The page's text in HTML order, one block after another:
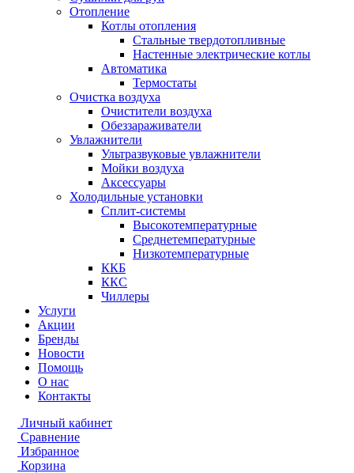
Отопление
Котлы отопления
Стальные твердотопливные
Настенные электрические котлы
Автоматика
Термостаты
Очистка воздуха
Очистители воздуха
Обеззараживатели
Увлажнители
Ультразвуковые увлажнители
Мойки воздуха
Аксессуары
Холодильные установки
Сплит-системы
Высокотемпературные
Среднетемпературные
Низкотемпературные
ККБ
ККС
Чиллеры
Услуги
Акции
Бренды
Новости
Помощь
О нас
Контакты
Личный кабинет
Сравнение
Избранное
Корзина